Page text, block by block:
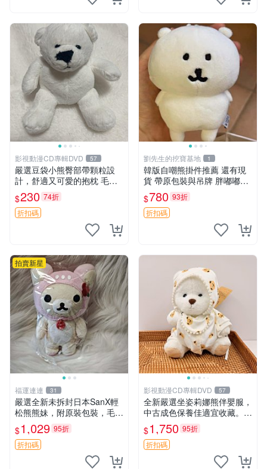
影視動漫CD專輯DVD 57
嚴選豆袋小熊臀部帶顆粒設
計，舒適又可愛的抱枕 毛絨
抱枕、臀部按摩、坐墊
$230 74折
折扣碼
劉先生的挖寶基地 1
韓版自嘲熊掛件推薦 還有現
貨 帶原包裝與吊牌 胖嘟嘟超
可愛 毛絨手感佳 小熊掛件 自
嘲抱枕 小熊抱枕
$780 93折
折扣碼
拍賣新星
福運連連 31
嚴選全新未拆封日本SanX輕
松熊熊妹，附原裝包裝，毛絨
質地極佳，細膩可愛，推薦收
藏兼送禮，適合女性好友或家
人，限量釋出。鬆熊、熊玩
$1,029 95折
折扣碼
影視動漫CD專輯DVD 57
全新嚴選坐姿莉娜熊伴嬰服，
中古成色保養佳適宜收藏。無
盒子但品質完好，快速出貨。
建議入手！ 中古 玩偶 滬漫
$1,750 95折
折扣碼